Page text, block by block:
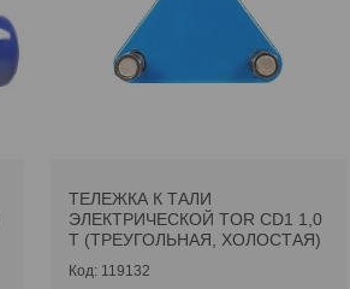
ТЕЛЕЖКА К ТАЛИ
ЭЛЕКТРИЧЕСКОЙ TOR CD1 1,0
Т (ТРЕУГОЛЬНАЯ, ХОЛОСТАЯ)
119132